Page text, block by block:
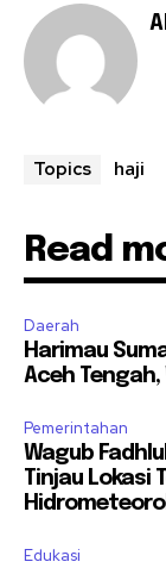
Topics haji
Read
Daerah
Harimau
Aceh Tengah,
Pemerintahan
Wagub
Tinjau Lokasi
Edukasi